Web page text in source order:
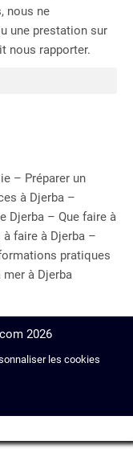
nous ne
une prestation sur
nous rapporter.
– Préparer un
à Djerba –
Djerba – Que faire à
faire à Djerba –
pratiques
à Djerba
2026
les cookies